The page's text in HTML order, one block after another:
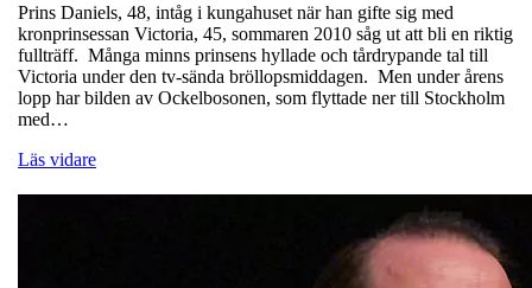
Prins Daniels, 48, intåg i kungahuset när han gifte sig med
kronprinsessan Victoria, 45, sommaren 2010 såg ut att bli en riktig
fullträff. Många minns prinsens hyllade och tårdrypande tal till
Victoria under den tv-sända bröllopsmiddagen. Men under årens
lopp har bilden av Ockelbosonen, som flyttade ner till Stockholm
med…
Läs vidare